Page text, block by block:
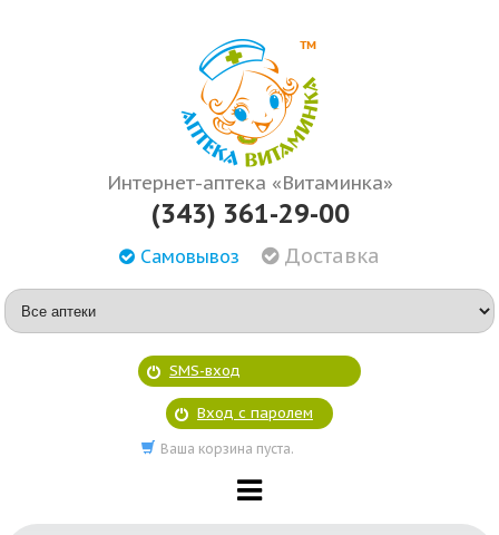
Интернет-аптека «Витаминка»
(343) 361-29-00
Самовывоз Доставка
SMS-вход
Вход с паролем
Ваша корзина пуста.